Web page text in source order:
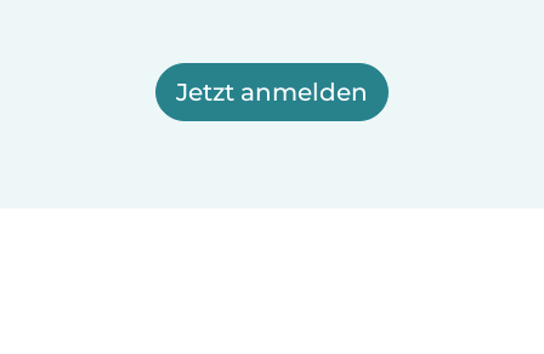
Jetzt anmelden